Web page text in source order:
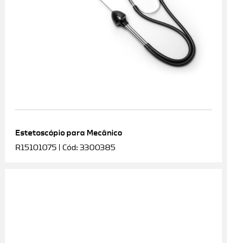
Estetoscópio para Mecânico
R15101075 | Cód: 3300385